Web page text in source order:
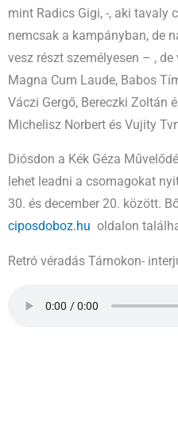
mint Radics Gigi, -, aki tavaly
nemcsak a kampányban, de
vesz részt személyesen – ,
Magna Cum Laude, Babos
Váczi Gergő, Bereczki Zoltán
Michelisz Norbert és Vujity
Diósdon a Kék Géza
lehet leadni a csomagokat
30. és december 20. között.
ciposdoboz.hu oldalon
Retró véradás Tárnokon-